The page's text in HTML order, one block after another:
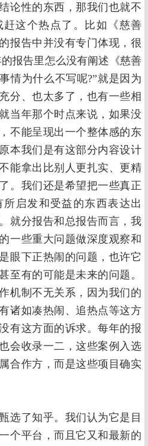
论性的东西，那我们也就不
赶这个热点了。比如《慈善
报告中并没有专门体现，很
报告里怎么没有阐述《慈善
情为什么不写呢?”就是因为
分、也太多了，也有一些相
当年那个时点来说，如果没
不能呈现出一个整体感的东
本我们是有这部分内容设计
能拿出比别人更扎实、更精
。我们还是希望把一些真正
启发和受益的东西表达出
就分报告和总报告而言，我
一些重大问题做深度观察和
眼下正热闹的问题，也许它
至有的可能是未来的问题。
机制不无关系，因为我们的
诸如凑热闹、追热点等这方
有这方面的诉求。每年的报
会收录一二，这些案例入选
合作方，而是这些项目确实
选了知乎。我们认为它是目
个平台，而且它又和最新的